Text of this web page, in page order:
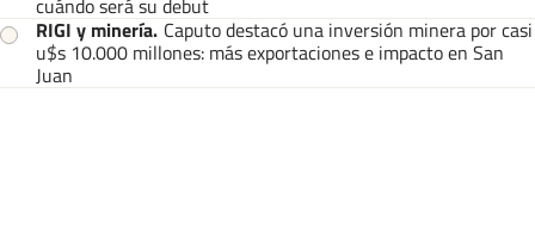
cuándo será su debut
RIGI y minería. Caputo destacó una inversión minera por casi
u$s 10.000 millones: más exportaciones e impacto en San
Juan